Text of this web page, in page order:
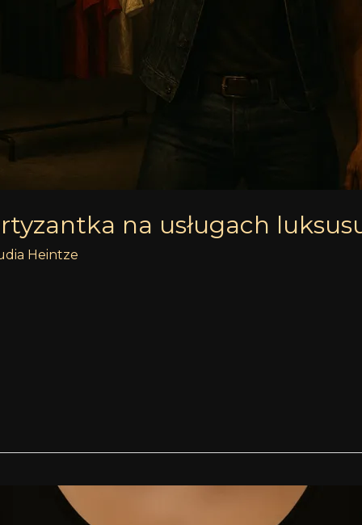
na usługach
Heintze